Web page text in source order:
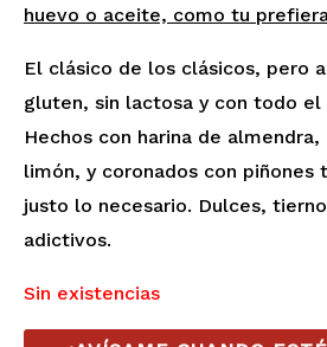
huevo o aceite, como tu
El clásico de los clásicos, pero
gluten, sin lactosa y con todo
Hechos con harina de
limón, y coronados con piñones
justo lo necesario. Dulces,
adictivos.
Sin existencias